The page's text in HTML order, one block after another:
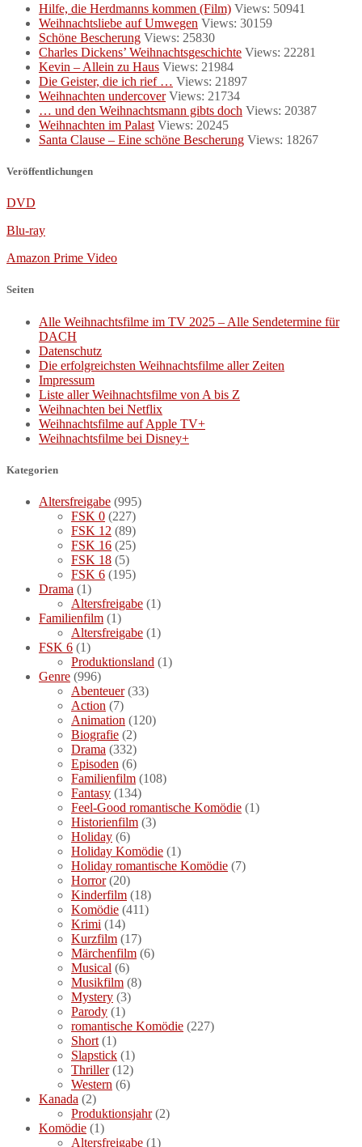
Hilfe, die Herdmanns kommen (Film) Views: 50941
Weihnachtsliebe auf Umwegen Views: 30159
Schöne Bescherung Views: 25830
Charles Dickens’ Weihnachtsgeschichte Views: 22281
Kevin – Allein zu Haus Views: 21984
Die Geister, die ich rief … Views: 21897
Weihnachten undercover Views: 21734
… und den Weihnachtsmann gibts doch Views: 20387
Weihnachten im Palast Views: 20245
Santa Clause – Eine schöne Bescherung Views: 18267
Veröffentlichungen
DVD
Blu-ray
Amazon Prime Video
Seiten
Alle Weihnachtsfilme im TV 2025 – Alle Sendetermine für
DACH
Datenschutz
Die erfolgreichsten Weihnachtsfilme aller Zeiten
Impressum
Liste aller Weihnachtsfilme von A bis Z
Weihnachten bei Netflix
Weihnachtsfilme auf Apple TV+
Weihnachtsfilme bei Disney+
Kategorien
Altersfreigabe (995)
FSK 0 (227)
FSK 12 (89)
FSK 16 (25)
FSK 18 (5)
FSK 6 (195)
Drama (1)
Altersfreigabe (1)
Familienfilm (1)
Altersfreigabe (1)
FSK 6 (1)
Produktionsland (1)
Genre (996)
Abenteuer(33)
Action (7)
Animation (120)
Biografie (2)
Drama (332)
Episoden (6)
Familienfilm (108)
Fantasy (134)
Feel-Good romantische Komödie (1)
Historienfilm (3)
Holiday (6)
Holiday Komödie (1)
Holiday romantische Komödie (7)
Horror(20)
Kinderfilm (18)
Komödie (411)
Krimi (14)
Kurzfilm (17)
Märchenfilm (6)
Musical (6)
Musikfilm (8)
Mystery (3)
Parody (1)
romantische Komödie (227)
Short (1)
Slapstick (1)
Thriller(12)
Western (6)
Kanada (2)
Produktionsjahr(2)
Komödie (1)
Altersfreigabe (1)